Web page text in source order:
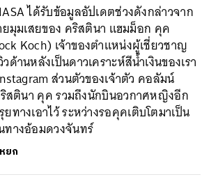
ได้รับข้อมูลอัปเดตช่วงดังกล่าวจาก
ยมุมเสยของ คริสตินา แฮมม็อก คุค
Koch) เจ้าของตำแหน่งผู้เชี่ยวชาญ
ด้านหลังเป็นดาวเคราะห์สีน้ำเงินของเรา
ส่วนตัวของเจ้าตัว คอลัมน์
สตินา คุค รวมถึงนักบินอวกาศหญิงอีก
ทางเอาไว้ ระหว่างรอคุคเติบโตมาเป็น
างอ้อมดวงจันทร์
ยก